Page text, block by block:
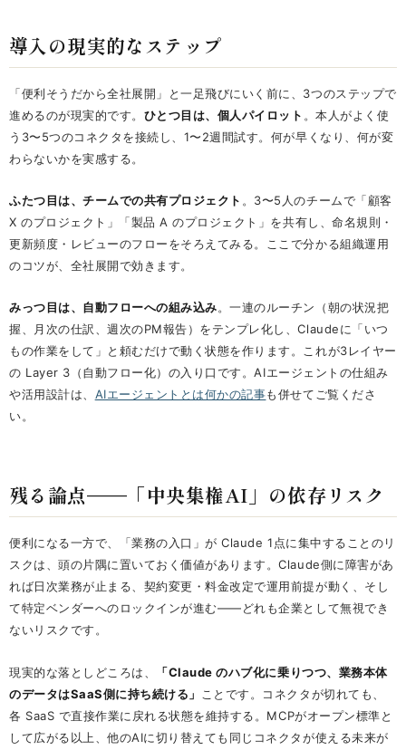
導入の現実的なステップ
「便利そうだから全社展開」と一足飛びにいく前に、3つのステップで
進めるのが現実的です。 ひとつ目は、個人パイロット 。本人がよく使
う3〜5つのコネクタを接続し、1〜2週間試す。何が早くなり、何が変
わらないかを実感する。
ふたつ目は、チームでの共有プロジェクト 。3〜5人のチームで「顧客
X のプロジェクト」「製品 A のプロジェクト」を共有し、命名規則・
更新頻度・レビューのフローをそろえてみる。ここで分かる組織運用
のコツが、全社展開で効きます。
みっつ目は、自動フローへの組み込み。一連のルーチン（朝の状況把
握、月次の仕訳、週次のPM報告）をテンプレ化し、Claudeに「いつ
もの作業をして」と頼むだけで動く状態を作ります。これが3レイヤー
の Layer 3（自動フロー化）の入り口です。AIエージェントの仕組み
や活用設計は、 AIエージェントとは何かの記事も併せてご覧くださ
い。
残る論点——「中央集権AI」の依存リスク
便利になる一方で、「業務の入口」が Claude 1点に集中することのリ
スクは、頭の片隅に置いておく価値があります。Claude側に障害があ
れば日次業務が止まる、契約変更・料金改定で運用前提が動く、そし
て特定ベンダーへのロックインが進む——どれも企業として無視でき
ないリスクです。
現実的な落としどころは、
「Claude のハブ化に乗りつつ、業務本体
のデータはSaaS側に持ち続ける」
ことです。コネクタが切れても、
各 SaaS で直接作業に戻れる状態を維持する。MCPがオープン標準と
して広がる以上、他のAIに切り替えても同じコネクタが使える未来が